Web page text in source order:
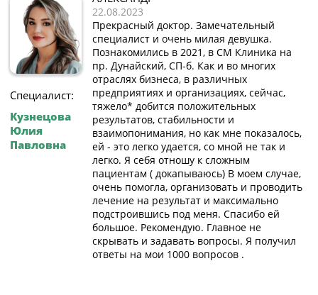
Специалист:
Кузнецова
Юлия
Павловна
22.08.2023
Прекрасный доктор. Замечательный
специалист и очень милая девушка.
Познакомились в 2021, в СМ Клиника на
пр. Дунайский, СП-б. Как и во многих
отраслях бизнеса, в различных
предприятиях и организациях, сейчас,
тяжело* добится положительных
результатов, стабильности и
взаимопонимания, но как мне показалось,
ей - это легко удается, со мной не так и
легко. Я себя отношу к сложным
пациентам ( докапываюсь) В моем случае,
очень помогла, организовать и проводить
лечение на результат и максимально
подстроившись под меня. Спасибо ей
большое. Рекомендую. Главное не
скрывать и задавать вопросы. Я получил
ответы на мои 1000 вопросов .